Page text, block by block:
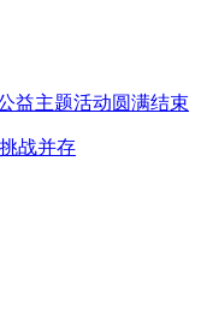
益主题活动圆满结束
战并存